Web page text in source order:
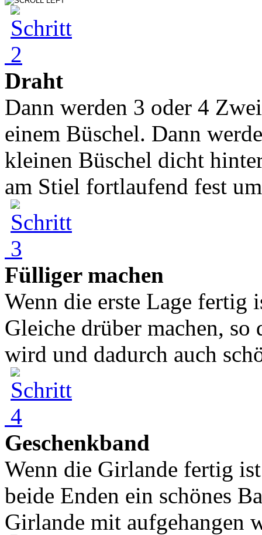
Draht
Dann werden 3 oder 4
einem Büschel. Dann
kleinen Büschel dicht
am Stiel fortlaufend fest
Fülliger machen
Wenn die erste Lage fertig
Gleiche drüber machen,
wird und dadurch auch
Geschenkband
Wenn die Girlande fertig
beide Enden ein schönes
Girlande mit aufgehangen